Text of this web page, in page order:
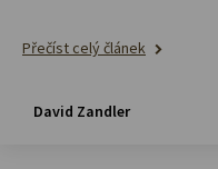
Přečíst celý článek
David Zandler